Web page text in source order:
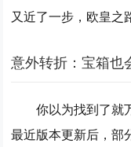
又近了一步，欧皇之
意外转折：宝箱也
你以为找到了就
最近版本更新后，部